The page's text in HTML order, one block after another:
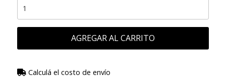
AGREGAR AL CARRITO
Calculá el costo de envío